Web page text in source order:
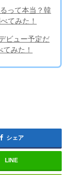
って本当？韓
てみた！
ビュー予定だ
みた！
シェア
LINE